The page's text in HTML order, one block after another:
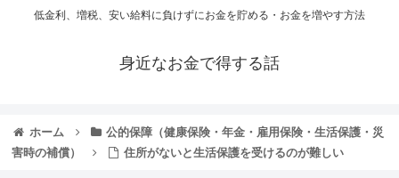
低金利、増税、安い給料に負けずにお金を貯める・お金を増やす方法
身近なお金で得する話
ホーム
公的保障（健康保険・年金・雇用保険・生活保護・災
害時の補償）
住所がないと生活保護を受けるのが難しい